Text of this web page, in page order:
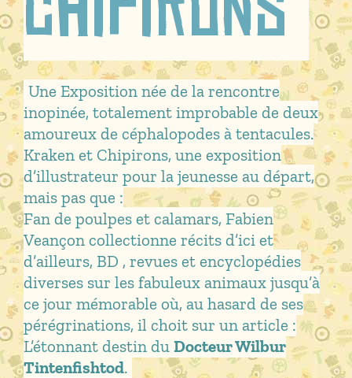
Une Exposition née de la rencontre
inopinée, totalement improbable de deux
amoureux de céphalopodes à tentacules.
Kraken et Chipirons, une exposition
d’illustrateur pour la jeunesse au départ,
mais pas que :
Fan de poulpes et calamars, Fabien
Veançon collectionne récits d’ici et
d’ailleurs, BD , revues et encyclopédies
diverses sur les fabuleux animaux jusqu’à
ce jour mémorable où, au hasard de ses
pérégrinations, il choit sur un article :
L’étonnant destin du Docteur Wilbur
Tintenfishtod.